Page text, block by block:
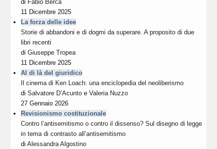
di Fabio Berca
11 Dicembre 2025
La forza delle idee
Storie di abbandoni e di dogmi da superare. A proposito di due
libri recenti
diGiuseppe Tropea
11 Dicembre 2025
Al di là del giuridico
Il cinema di Ken Loach: una enciclopedia del neoliberismo
diSalvatore D’Acunto eValeria Nuzzo
27 Gennaio 2026
Revisionismo costituzionale
Contro l’antisemitismo o contro il dissenso? Sul disegno di legge
in tema di contrasto all’antisemitismo
diAlessandra Algostino